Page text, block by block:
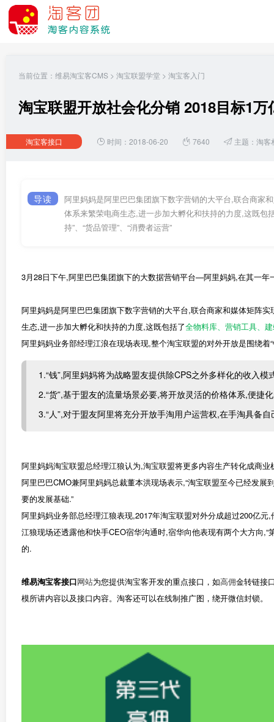
当前位置： 维易淘宝客CMS > 淘宝联盟学堂 > 淘宝客入门
淘宝联盟开放社会化分销 2018目标1万
淘宝客接口 时间：2018-06-20 7640 主题： 淘客
导读
阿里妈妈是阿里巴巴集团旗下数字营销的大平台,联合商家
体系来繁荣电商生态,进一步加大孵化和扶持的力度,这既包
持”、“货品管理”、“消费者运营”
3月28日下午,阿里巴巴集团旗下的大数据营销平台—阿里妈妈,在其一年
阿里妈妈是阿里巴巴集团旗下数字营销的大平台,联合商家和媒体矩阵
生态,进一步加大孵化和扶持的力度,这既包括了全物料库、营销工具、
阿里妈妈业务部经理江浪在现场表现,整个淘宝联盟的对外开放是围绕着“
1.“钱”,阿里妈妈将为战略盟友提供除CPS之外多样化的收入
2.“货”,基于盟友的流量场景必要,将开放灵活的价格体系,便捷
3.“人”,对于盟友阿里将充分开放手淘用户运营权,在手淘具备
阿里妈妈淘宝联盟总经理江狼认为,淘宝联盟将更多内容生产转化成商
阿里巴巴CMO兼阿里妈妈总裁董本洪现场表示,“淘宝联盟至今已经发
要的发展基础.”
阿里妈妈业务部总经理江狼表现,2017年淘宝联盟对外分成超过200亿
江狼现场还透露他和快手CEO宿华沟通时,宿华向他表现有两个大方向
的.
维易淘宝客接口网站为您提供淘宝客开发的重点接口，如高佣金转链接
模所讲内容以及接口内容。淘客还可以在线制推广图，绕开微信封锁。